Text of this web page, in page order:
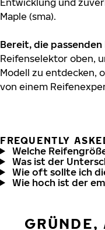
Maple (sma).
Bereit, die
Reifenselektor oben,
Modell zu entdecken,
von einem
FREQUENTLY
Welche
Was ist der
Wie oft sollte ich
Wie hoch ist der
GRÜNDE,